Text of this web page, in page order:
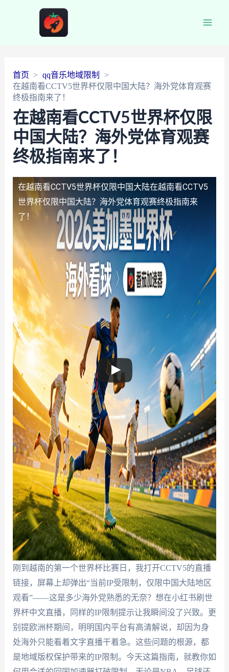
首页
qq音乐地域限制
在越南看CCTV5世界杯仅限中国大陆？海外党体育观赛
终极指南来了！
在越南看CCTV5世界杯仅限
中国大陆？海外党体育观赛
终极指南来了！
在越南看CCTV5世界杯仅限中国大陆在越南看CCTV5
世界杯仅限中国大陆？海外党体育观赛终极指南来
了！
刚到越南的第一个世界杯比赛日，我打开CCTV5的直播
链接，屏幕上却弹出“当前IP受限制，仅限中国大陆地区
观看”——这是多少海外党熟悉的无奈？想在小红书刷世
界杯中文直播，同样的IP限制提示让我瞬间没了兴致。更
别提欧洲杯期间，明明国内平台有高清解说，却因为身
处海外只能看着文字直播干着急。这些问题的根源，都
是地域版权保护带来的IP限制。今天这篇指南，就教你如